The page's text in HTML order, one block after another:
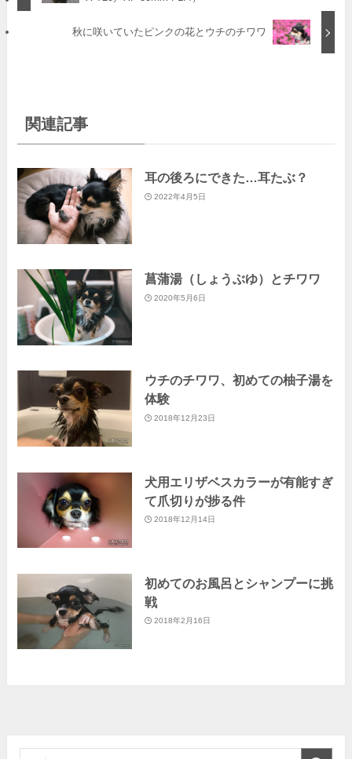
秋に咲いていたピンクの花とウチのチワワ
関連記事
耳の後ろにできた…耳たぶ？
2022年4月5日
菖蒲湯（しょうぶゆ）とチワワ
2020年5月6日
ウチのチワワ、初めての柚子湯を
体験
2018年12月23日
犬用エリザベスカラーが有能すぎ
て爪切りが捗る件
2018年12月14日
初めてのお風呂とシャンプーに挑
戦
2018年2月16日